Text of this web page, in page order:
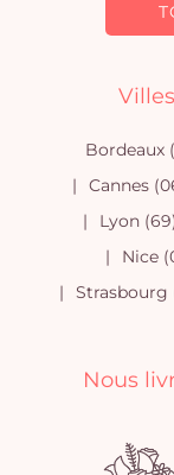
Bordeaux
Cannes
Lyon
Nice
Strasbourg
Nous